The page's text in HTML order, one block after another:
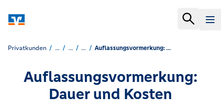
Privatkunden ... ... ... Auflassungsvormerkung: Dauer und Kosten
Auflassungsvormerkung:
Dauer und Kosten